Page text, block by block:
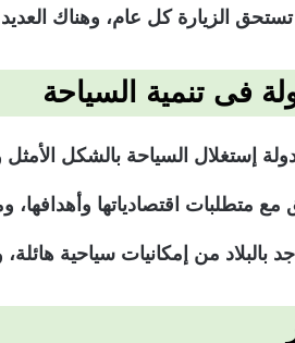
تستحق الزيارة كل عام، وهناك
فى تنمية السياحة
إستغلال السياحة بالشكل الأمثل
متطلبات اقتصادياتها
بالبلاد من إمكانيات سياحية